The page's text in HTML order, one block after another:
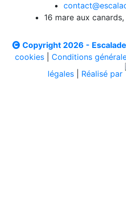
16 mare aux
Copyright 2026 -
cookies| Conditions
légales
Réalisé par